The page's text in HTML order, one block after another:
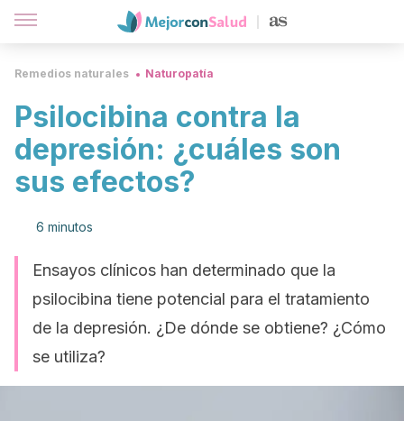
Remedios naturales Naturopatía
Psilocibina contra la
depresión: ¿cuáles son
sus efectos?
6 minutos
Ensayos clínicos han determinado que la
psilocibina tiene potencial para el tratamiento
de la depresión. ¿De dónde se obtiene? ¿Cómo
se utiliza?